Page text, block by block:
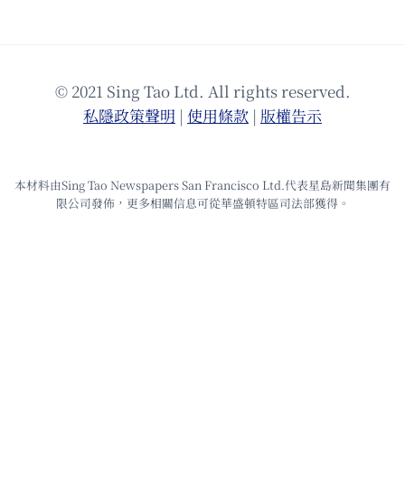
© 2021 Sing Tao Ltd. All rights reserved.
私隱政策聲明 | 使⽤條款 | 版權告⽰
本材料由Sing Tao Newspapers San Francisco Ltd.代表星島新聞集團有
限公司發佈，更多相關信息可從華盛頓特區司法部獲得。